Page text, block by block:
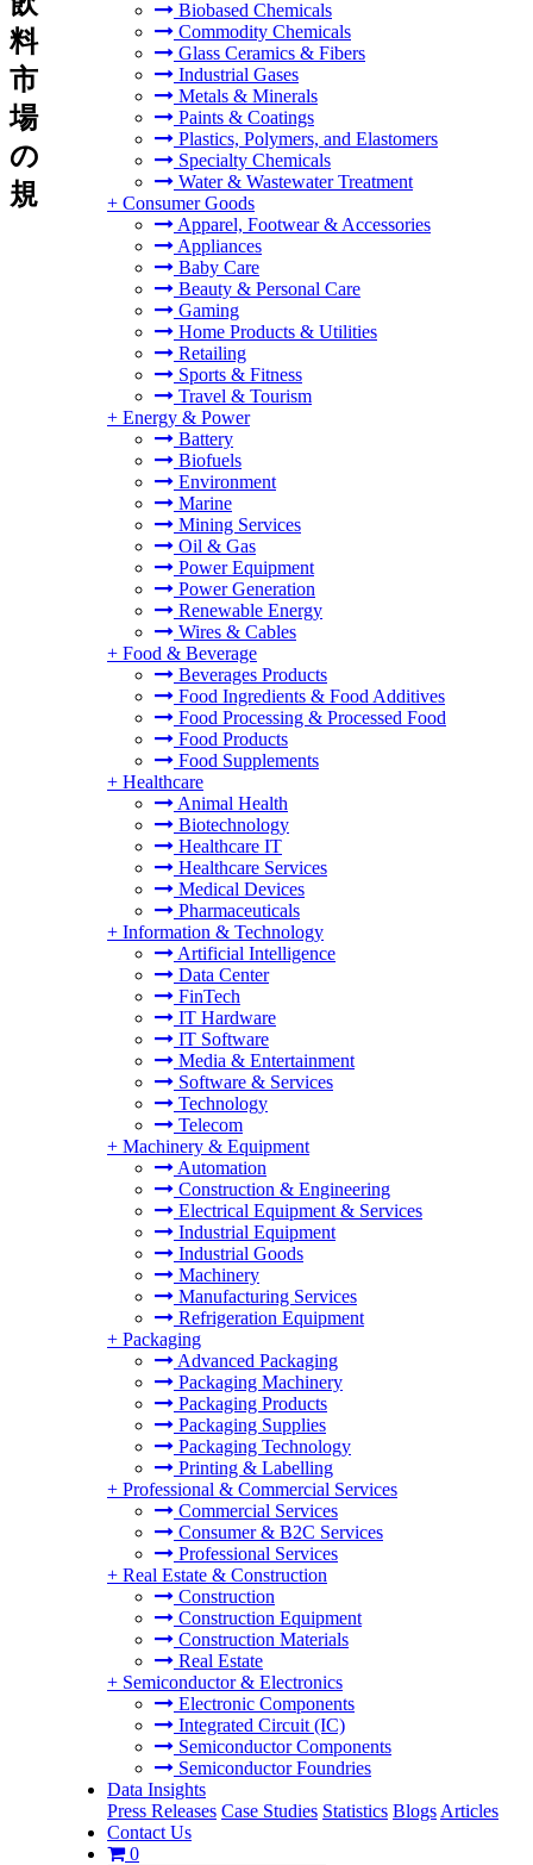
Biobased Chemicals
Commodity Chemicals
Glass Ceramics & Fibers
Industrial Gases
Metals & Minerals
Paints & Coatings
Plastics, Polymers, and Elastomers
Specialty Chemicals
Water & Wastewater Treatment
+ Consumer Goods
Apparel, Footwear & Accessories
Appliances
Baby Care
Beauty & Personal Care
Gaming
Home Products & Utilities
Retailing
Sports & Fitness
Travel & Tourism
+ Energy & Power
Battery
Biofuels
Environment
Marine
Mining Services
Oil & Gas
Power Equipment
Power Generation
Renewable Energy
Wires & Cables
+ Food & Beverage
Beverages Products
Food Ingredients & Food Additives
Food Processing & Processed Food
Food Products
Food Supplements
+ Healthcare
Animal Health
Biotechnology
Healthcare IT
Healthcare Services
Medical Devices
Pharmaceuticals
+ Information & Technology
Artificial Intelligence
Data Center
FinTech
IT Hardware
IT Software
Media & Entertainment
Software & Services
Technology
Telecom
+ Machinery & Equipment
Automation
Construction & Engineering
Electrical Equipment & Services
Industrial Equipment
Industrial Goods
Machinery
Manufacturing Services
Refrigeration Equipment
+ Packaging
Advanced Packaging
Packaging Machinery
Packaging Products
Packaging Supplies
Packaging Technology
Printing & Labelling
+ Professional & Commercial Services
Commercial Services
Consumer & B2C Services
Professional Services
+ Real Estate & Construction
Construction
Construction Equipment
Construction Materials
Real Estate
+ Semiconductor & Electronics
Electronic Components
Integrated Circuit (IC)
Semiconductor Components
Semiconductor Foundries
Data Insights
Press Releases Case Studies Statistics Blogs Articles
Contact Us
0
料
市
場
の
規